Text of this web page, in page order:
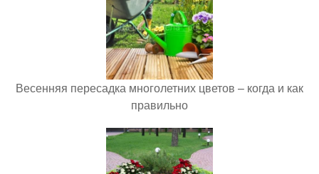
Весенняя пересадка многолетних цветов – когда и как
правильно